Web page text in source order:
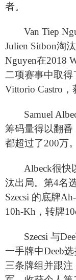
者。
Van Tiep
Julien Sitbon淘
Nguyen在2018
二项赛事中取
Vittorio Castro，
Samuel
筹码量得以翻番
都超过了200万。
Albeck很快
汰出局。第4名
Szecsi 的底牌
10h-Kh，转牌
Szecsi 与
一手牌中Deeb
三条牌组并跟